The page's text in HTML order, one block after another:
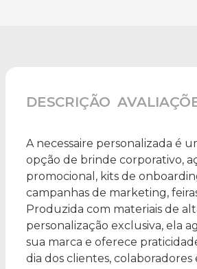
DESCRIÇÃO
A necessaire personalizada é
opção de brinde corporativo,
promocional, kits de
campanhas de marketing,
Produzida com materiais de
personalização exclusiva, ela
sua marca e oferece
dia dos clientes, colaboradores